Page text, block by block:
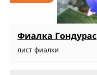
Фиалка Гондурас
лист фиалки